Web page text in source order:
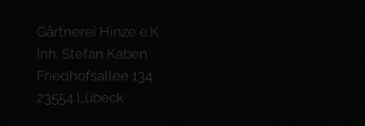
Gärtnerei Hinze e.K.
Inh. Stefan Kaben
Friedhofsallee 134
23554 Lübeck